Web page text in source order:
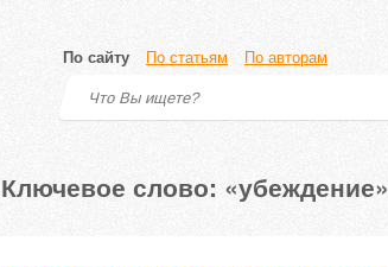
По сайту По статьям По авторам
Ключевое слово: «убеждение»